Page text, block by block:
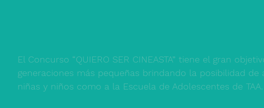
El Concurso “QUIERO SER CINEASTA” tiene el gran
generaciones más pequeñas brindando la posibilidad
niñas y niños como a la Escuela de Adolescentes de TAA.